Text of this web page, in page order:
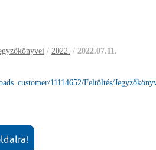
/ 2022. / 2022.07.11.
11114652/Feltöltés/